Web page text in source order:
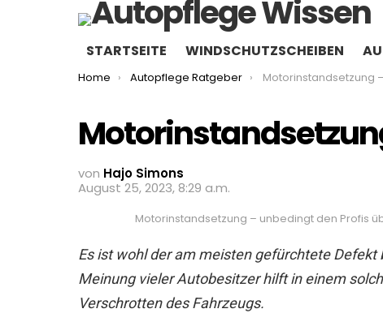
STARTSEITE WINDSCHUTZSCHEIBEN
You are here:
Home Autopflege Ratgeber Motorinstandsetzung –
von Hajo Simons
August 25, 2023, 8:29 a.m.
Motorinstandsetzung – unbedingt den Profis
Es ist wohl der am meisten gefürchtete
Meinung vieler Autobesitzer hilft in einem
Verschrotten des Fahrzeugs.